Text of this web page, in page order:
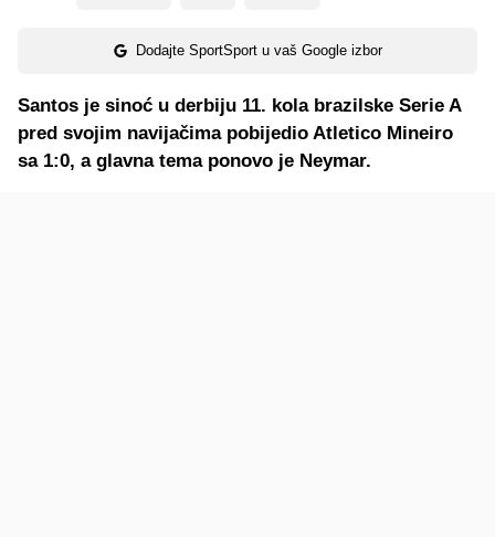
Dodajte SportSport u vaš Google izbor
Santos je sinoć u derbiju 11. kola brazilske Serie A
pred svojim navijačima pobijedio Atletico Mineiro
sa 1:0, a glavna tema ponovo je Neymar.